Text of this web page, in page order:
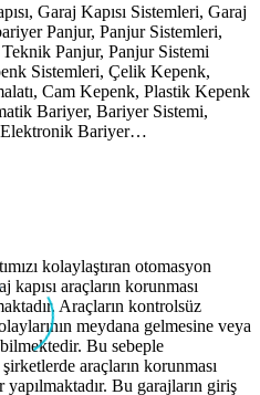
Garaj Kapısı Sistemleri, Garaj
Panjur, Panjur Sistemleri,
Panjur, Panjur Sistemi
Sistemleri, Çelik Kepenk,
Cam Kepenk, Plastik Kepenk
Bariyer, Bariyer Sistemi,
Elektronik Bariyer…
kolaylaştıran otomasyon
araçların korunması
Araçların kontrolsüz
meydana gelmesine veya
Bu sebeple
araçların korunması
yapılmaktadır. Bu garajların giriş